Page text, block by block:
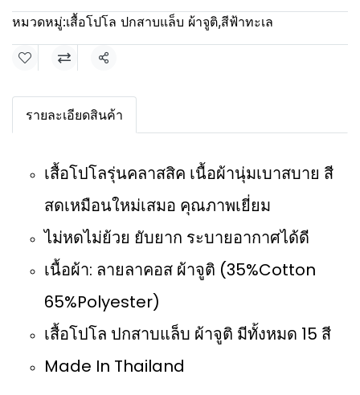
หมวดหมู่:เสื้อโปโล ปกสาบแล็บ ผ้าจูติ,สีฟ้าทะเล
แชร์
รายละเอียดสินค้า
เสื้อโปโลรุ่นคลาสสิค เนื้อผ้านุ่มเบาสบาย สี
สดเหมือนใหม่เสมอ คุณภาพเยี่ยม
ไม่หดไม่ย้วย ยับยาก ระบายอากาศได้ดี
เนื้อผ้า: ลายลาคอส ผ้าจูติ (35%Cotton
65%Polyester)
เสื้อโปโล ปกสาบแล็บ ผ้าจูติ มีทั้งหมด 15 สี
Made In Thailand